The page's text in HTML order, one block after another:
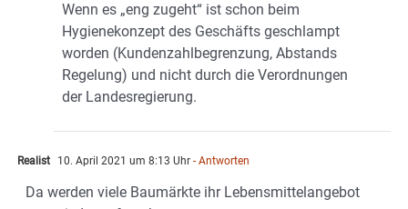
Wenn es „eng zugeht“ ist schon beim
Hygienekonzept des Geschäfts geschlampt
worden (Kundenzahlbegrenzung, Abstands
Regelung) und nicht durch die Verordnungen
der Landesregierung.
Realist 10. April 2021 um 8:13 Uhr - Antworten
Da werden viele Baumärkte ihr Lebensmittelangebot